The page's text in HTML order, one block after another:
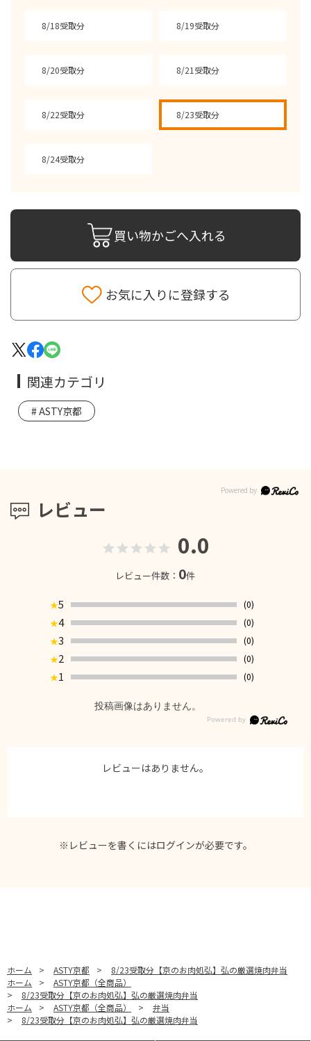
8/18受取分 8/19受取分
8/20受取分 8/21受取分
8/22受取分 8/23受取分
8/24受取分
買い物かごへ入れる
お気に入りに登録する
レビュー
0.0
レビュー件数： 0件
★5
(0)
★4
(0)
★3
(0)
★2
(0)
★1 (0)
投稿画像はありません。
レビューはありません。
※レビューを書くにはログインが必要です。
関連カテゴリ
ASTY京都
ホーム > ASTY京都 >
8/23受取分【京のお肉処弘】弘の厳選焼肉弁当
ホーム
>
ASTY京都（全商品）
>
8/23受取分【京のお肉処弘】弘の厳選焼肉弁当
ホーム
> ASTY京都（全商品） >
弁当
>
8/23受取分【京のお肉処弘】弘の厳選焼肉弁当